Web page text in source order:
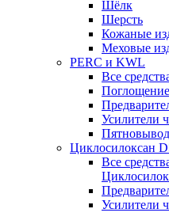
Шёлк
Шерсть
Кожаные
Меховые
PERC и KWL
Все
Поглощение
Усилители
Циклосилоксан
Все
Усилители